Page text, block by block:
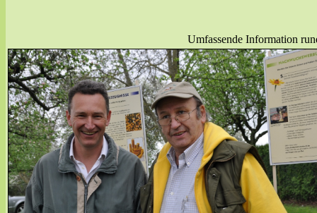
Umfassende Information